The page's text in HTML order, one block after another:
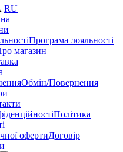
RU
Програма лояльності
магазин
Обмін/Повернення
Політика
Договір